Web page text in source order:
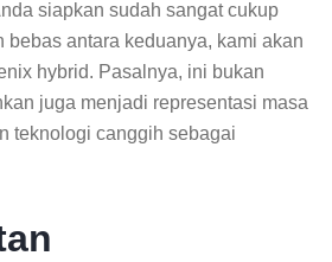
siapkan sudah sangat cukup
bebas antara keduanya, kami akan
hybrid. Pasalnya, ini bukan
juga menjadi representasi masa
teknologi canggih sebagai